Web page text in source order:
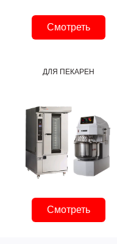
Смотреть
ДЛЯ ПЕКАРЕН
Смотреть